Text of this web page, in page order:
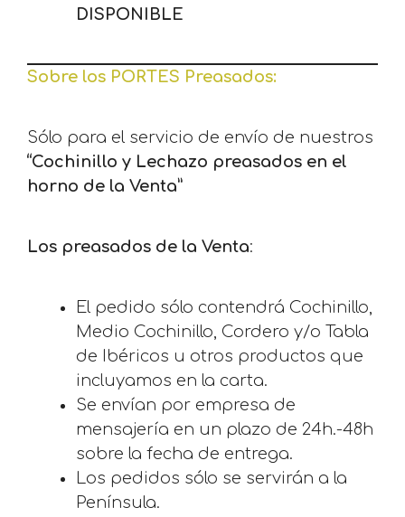
DISPONIBLE
Sobre los PORTES Preasados:
Sólo para el servicio de envío de nuestros
“Cochinillo y Lechazo preasados en el
horno de la Venta”
Los preasados de la Venta:
El pedido sólo contendrá Cochinillo,
Medio Cochinillo, Cordero y/o Tabla
de Ibéricos u otros productos que
incluyamos en la carta.
Se envían por empresa de
mensajería en un plazo de 24h.-48h
sobre la fecha de entrega.
Los pedidos sólo se servirán a la
Península.